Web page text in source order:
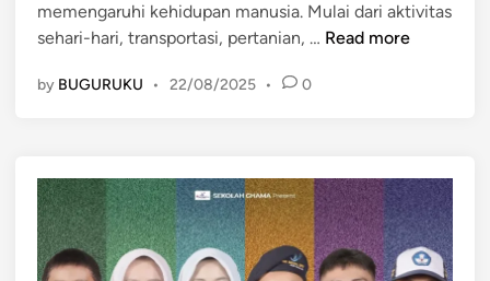
i
n
memengaruhi kehidupan manusia. Mulai dari aktivitas
sehari-hari, transportasi, pertanian, … P
a
a
n
C
Read more
by BUGURUKU • 22/08/2025 • 0